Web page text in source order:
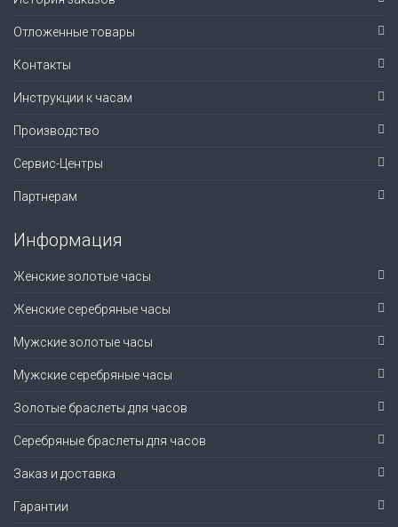
Отложенные товары
Контакты
Инструкции к часам
Производство
Сервис-Центры
Партнерам
Информация
Женские золотые часы
Женские серебряные часы
Мужские золотые часы
Мужские серебряные часы
Золотые браслеты для часов
Серебряные браслеты для часов
Заказ и доставка
Гарантии